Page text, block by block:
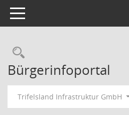
Toggle navigation
Rechercheauswahl
Bürgerinfoportal
Trifelsland Infrastruktur GmbH